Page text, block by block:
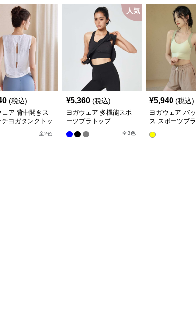
(税込)
ェア 背中開きス
チヨガタンクトッ
全2色
人気
¥5,360 (税込)
ヨガウェア 多機能スポ
ーツブラトップ
全3色
¥5,940 (税込)
ヨガウェア バ
ス スポーツブ